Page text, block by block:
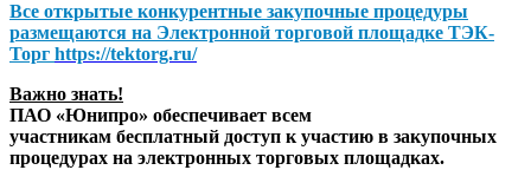
Все открытые конкурентные закупочные процедуры
размещаются на Электронной торговой площадке ТЭК-
Торг https://tektorg.ru/
Важно знать!
ПАО «Юнипро» обеспечивает всем
участникам бесплатный доступ к участию в закупочных
процедурах на электронных торговых площадках.